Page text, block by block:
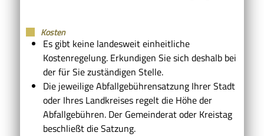
Kosten
Es gibt keine landesweit einheitliche
Kostenregelung. Erkundigen Sie sich deshalb bei
der für Sie zuständigen Stelle.
Die jeweilige Abfallgebührensatzung Ihrer Stadt
oder Ihres Landkreises regelt die Höhe der
Abfallgebühren. Der Gemeinderat oder Kreistag
beschließt die Satzung.